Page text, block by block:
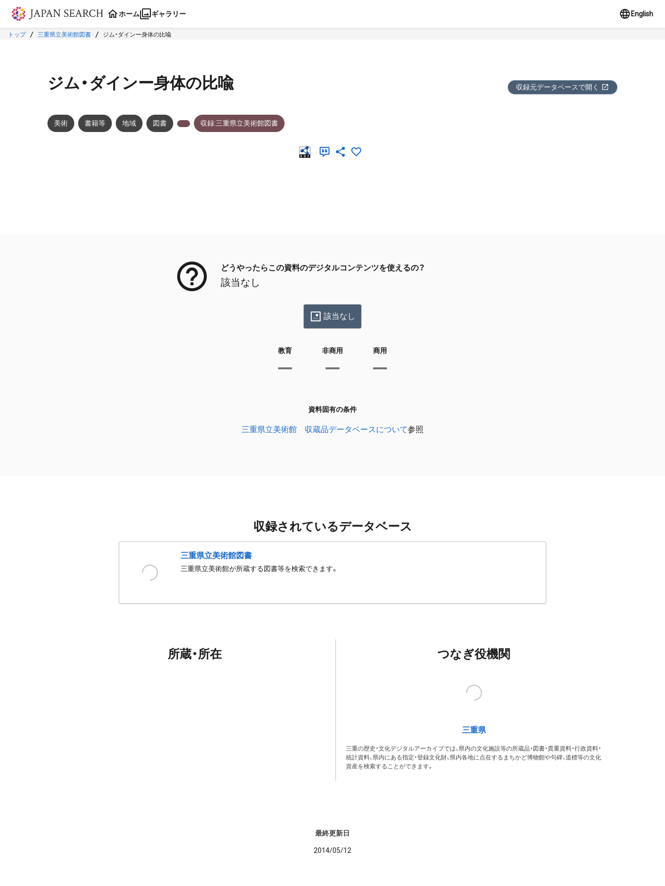
本文に飛ぶ
ホーム ギャラリー English
トップ 三重県立美術館図書 ジム・ダインー身体の比喩
ジム・ダインー身体の比喩 収録元データベースで開く
美術 書籍等 地域 図書 収録:三重県立美術館図書
どうやったらこの資料のデジタルコンテンツを使えるの？
該当なし
該当なし
教育 非商用 商用
資料固有の条件
三重県立美術館 収蔵品データベースについて参照
収録されているデータベース
三重県立美術館図書
三重県立美術館が所蔵する図書等を検索できます。
所蔵・所在 つなぎ役機関
三重県
三重の歴史・文化デジタルアーカイブでは、県内の文化施設等の所蔵品・図書・貴重資料・行政資料・
統計資料、県内にある指定・登録文化財、県内各地に点在するまちかど博物館や句碑、道標等の文化
資産を検索することができます。
最終更新日
2014/05/12